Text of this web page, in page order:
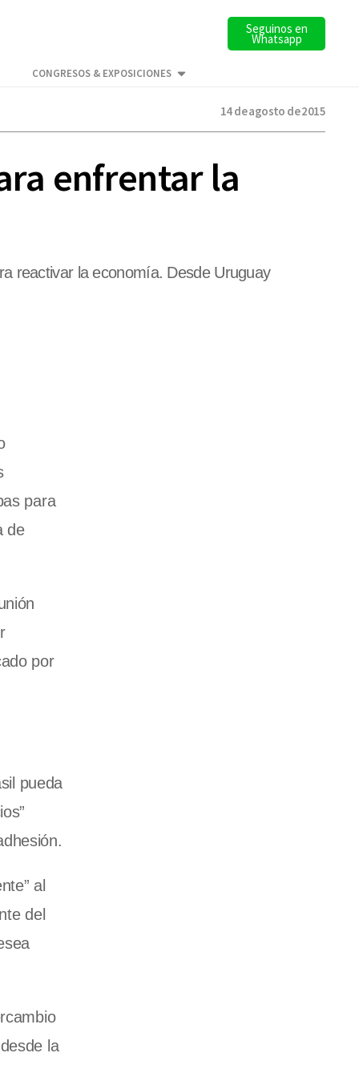
Seguinos en
Whatsapp
CONGRESOS & EXPOSICIONES
14 de agosto de 2015
enfrentar la
reactivar la economía. Desde Uruguay
para
de
por
pueda
al
del
la